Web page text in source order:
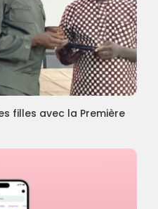
filles avec la Première